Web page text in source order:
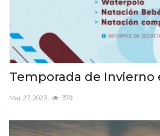
Temporada de Invierno
Mar 27, 2023 379